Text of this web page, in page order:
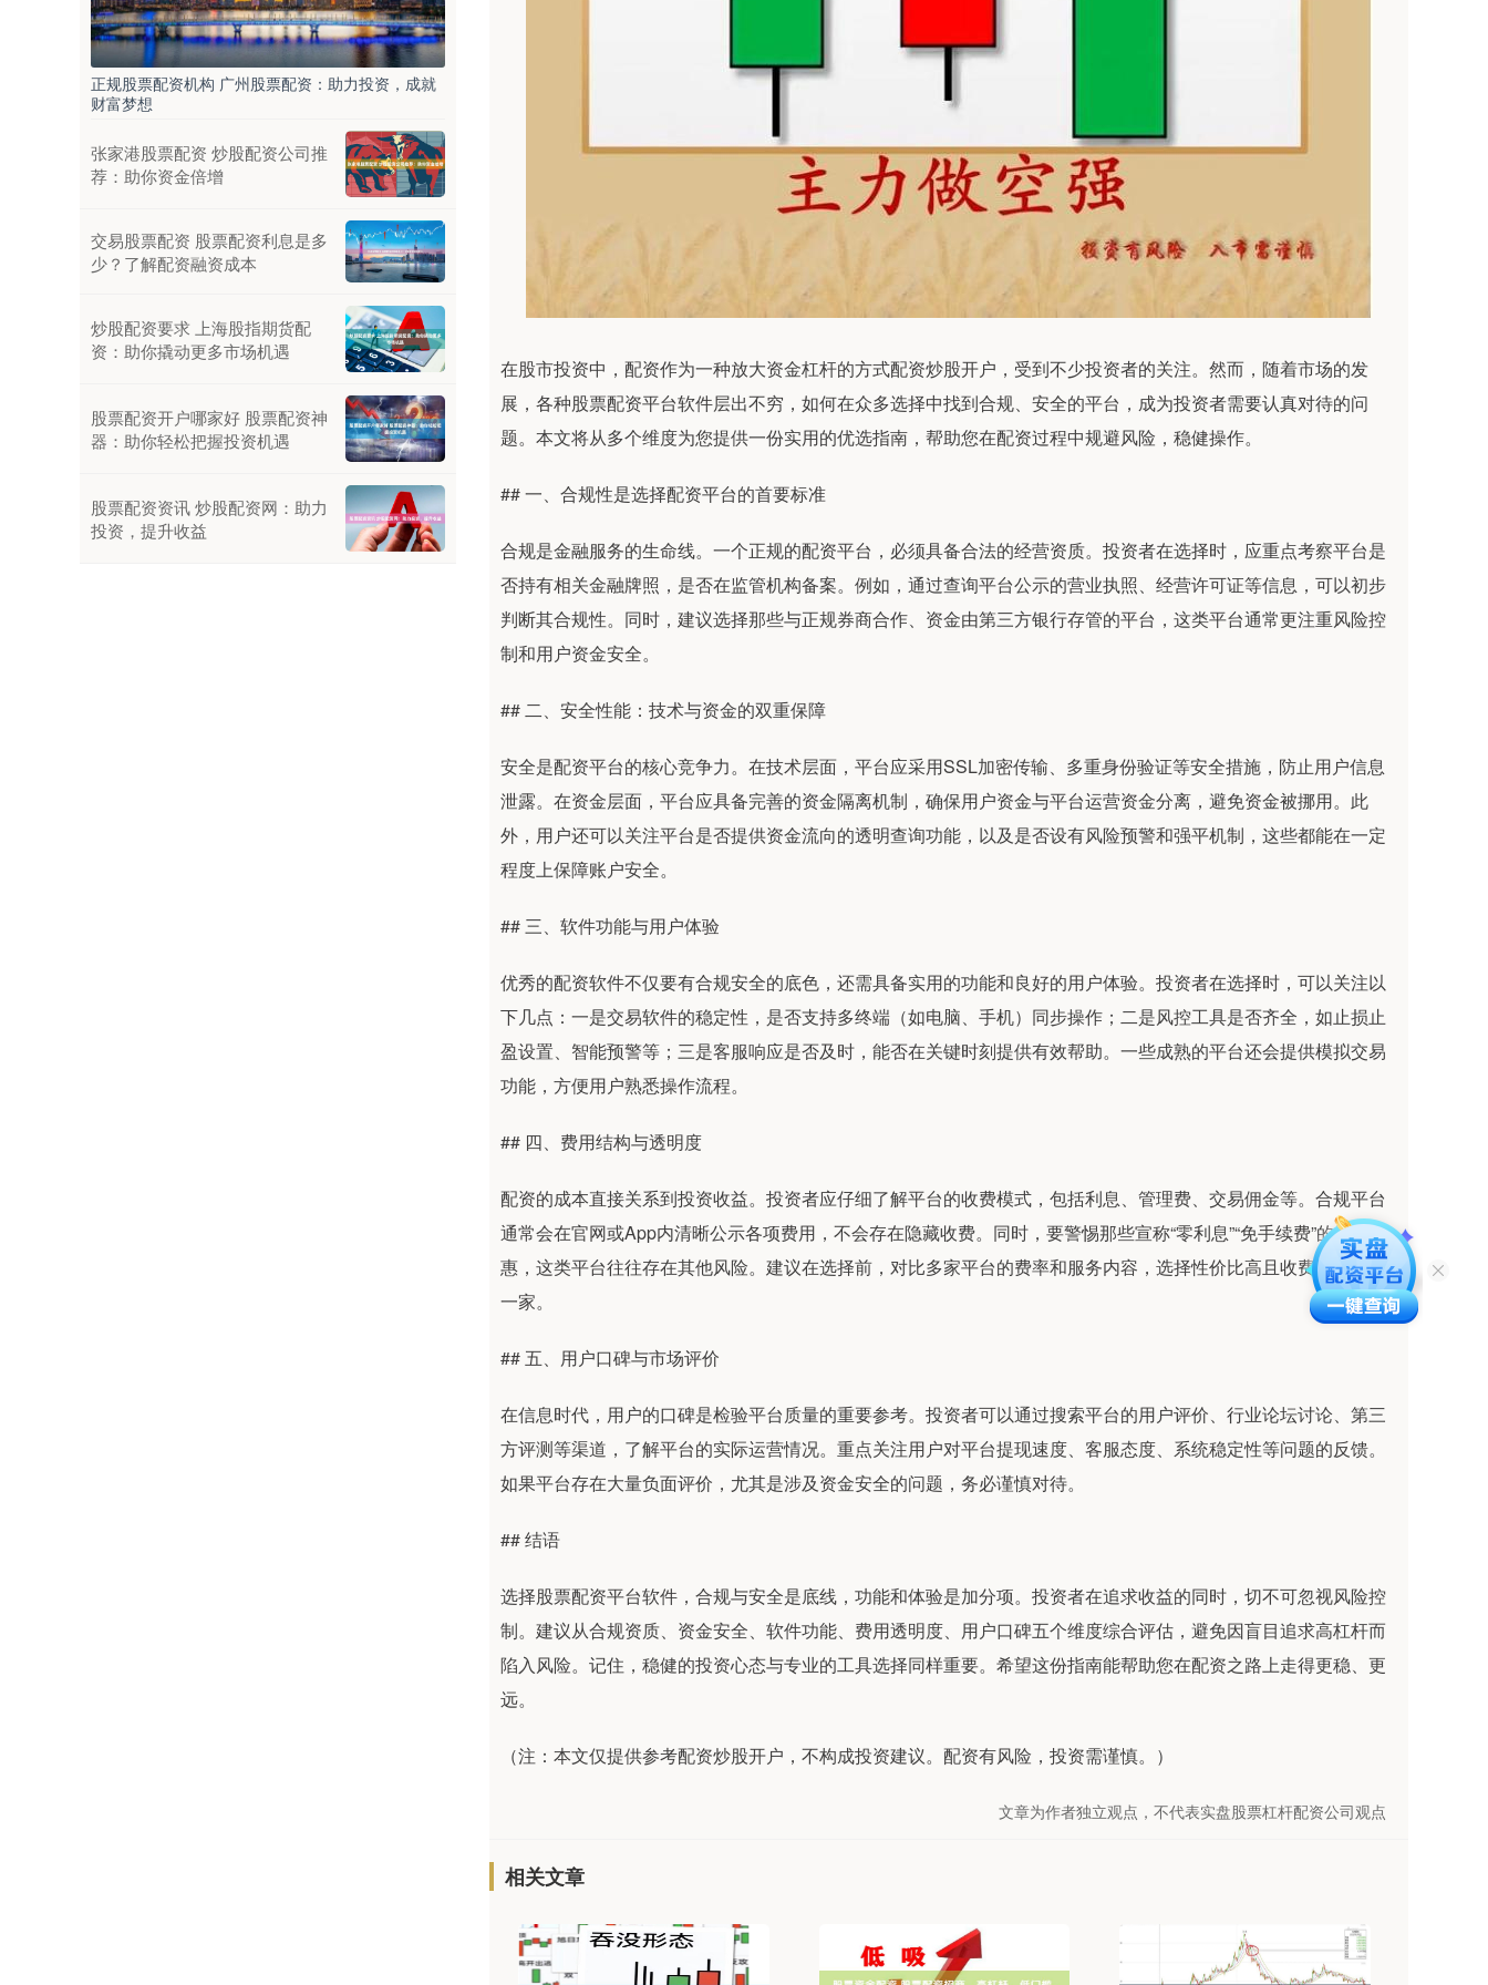
在股市投资中，配资作为一种放大资金杠杆的方式配资炒股开户，受到不少投资者的关注。然而，随着市场的发
展，各种股票配资平台软件层出不穷，如何在众多选择中找到合规、安全的平台，成为投资者需要认真对待的问
题。本文将从多个维度为您提供一份实用的优选指南，帮助您在配资过程中规避风险，稳健操作。
## 一、合规性是选择配资平台的首要标准
合规是金融服务的生命线。一个正规的配资平台，必须具备合法的经营资质。投资者在选择时，应重点考察平台是
否持有相关金融牌照，是否在监管机构备案。例如，通过查询平台公示的营业执照、经营许可证等信息，可以初步
判断其合规性。同时，建议选择那些与正规券商合作、资金由第三方银行存管的平台，这类平台通常更注重风险控
制和用户资金安全。
## 二、安全性能：技术与资金的双重保障
安全是配资平台的核心竞争力。在技术层面，平台应采用SSL加密传输、多重身份验证等安全措施，防止用户信息
泄露。在资金层面，平台应具备完善的资金隔离机制，确保用户资金与平台运营资金分离，避免资金被挪用。此
外，用户还可以关注平台是否提供资金流向的透明查询功能，以及是否设有风险预警和强平机制，这些都能在一定
程度上保障账户安全。
## 三、软件功能与用户体验
优秀的配资软件不仅要有合规安全的底色，还需具备实用的功能和良好的用户体验。投资者在选择时，可以关注以
下几点：一是交易软件的稳定性，是否支持多终端（如电脑、手机）同步操作；二是风控工具是否齐全，如止损止
盈设置、智能预警等；三是客服响应是否及时，能否在关键时刻提供有效帮助。一些成熟的平台还会提供模拟交易
功能，方便用户熟悉操作流程。
## 四、费用结构与透明度
配资的成本直接关系到投资收益。投资者应仔细了解平台的收费模式，包括利息、管理费、交易佣金等。合规平台
通常会在官网或App内清晰公示各项费用，不会存在隐藏收费。同时，要警惕那些宣称“零利息”“免手续费”的异常优
惠，这类平台往往存在其他风险。建议在选择前，对比多家平台的费率和服务内容，选择性价比高且收费透明的那
一家。
## 五、用户口碑与市场评价
在信息时代，用户的口碑是检验平台质量的重要参考。投资者可以通过搜索平台的用户评价、行业论坛讨论、第三
方评测等渠道，了解平台的实际运营情况。重点关注用户对平台提现速度、客服态度、系统稳定性等问题的反馈。
如果平台存在大量负面评价，尤其是涉及资金安全的问题，务必谨慎对待。
## 结语
选择股票配资平台软件，合规与安全是底线，功能和体验是加分项。投资者在追求收益的同时，切不可忽视风险控
制。建议从合规资质、资金安全、软件功能、费用透明度、用户口碑五个维度综合评估，避免因盲目追求高杠杆而
陷入风险。记住，稳健的投资心态与专业的工具选择同样重要。希望这份指南能帮助您在配资之路上走得更稳、更
远。
（注：本文仅提供参考配资炒股开户，不构成投资建议。配资有风险，投资需谨慎。）
文章为作者独立观点，不代表实盘股票杠杆配资公司观点
相关文章
正规股票配资机构 广州股票配资：助力投资，成就
财富梦想
张家港股票配资 炒股配资公司推
荐：助你资金倍增
交易股票配资 股票配资利息是多
少？了解配资融资成本
炒股配资要求 上海股指期货配
资：助你撬动更多市场机遇
股票配资开户哪家好 股票配资神
器：助你轻松把握投资机遇
股票配资资讯 炒股配资网：助力
投资，提升收益